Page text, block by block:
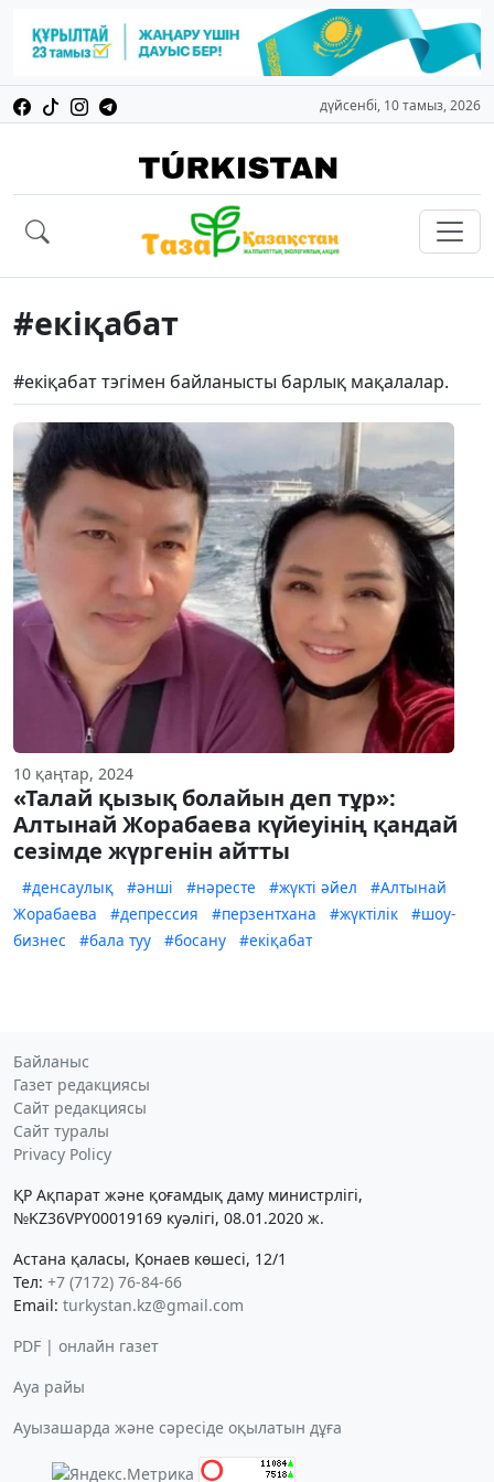
дүйсенбі, 10 тамыз, 2026
#екіқабат
#екіқабат тэгімен байланысты барлық мақалалар.
10 қаңтар, 2024
«Талай қызық болайын деп тұр»:
Алтынай Жорабаева күйеуінің қандай
сезімде жүргенін айтты
#денсаулық #әнші #нәресте #жүкті әйел
#Алтынай
Жорабаева
#депрессия #перзентхана #жүктілік
#шоу-
бизнес
#бала туу #босану #екіқабат
Байланыс
Газет редакциясы
Сайт редакциясы
Сайт туралы
Privacy Policy
ҚР Ақпарат және қоғамдық даму министрлігі,
№KZ36VPY00019169 куәлігі, 08.01.2020 ж.
Астана қаласы, Қонаев көшесі, 12/1
Тел: +7 (7172) 76-84-66
Email: turkystan.kz@gmail.com
PDF | онлайн газет
Ауа райы
Ауызашарда және сәресіде оқылатын дұға